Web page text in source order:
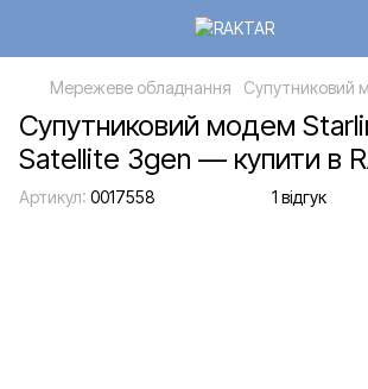
Мережеве обладнання Супутниковий
Супутниковий модем
Satellite 3gen — купити в
Артикул: 0017558 1 відгук